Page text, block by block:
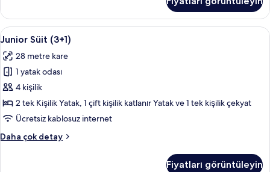
daha
fazla
detay
Junior
Süit
(3+1)
için
tüm
fotoğrafları
görün
14
Junior Süit (3+1)
28 metre kare
1 yatak odası
4 kişilik
2 tek Kişilik Yatak, 1 çift kişilik katlanır Yatak ve 1 tek kişilik çekyat
Ücretsiz kablosuz internet
Daha çok detay
Junior
Fiyatları görüntüleyin